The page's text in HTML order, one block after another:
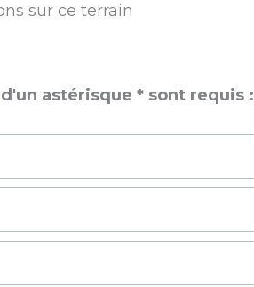
sur ce terrain
astérisque * sont requis :